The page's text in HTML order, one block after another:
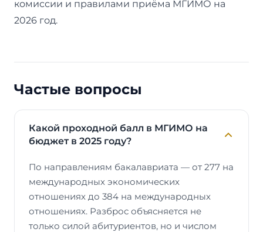
комиссии и правилами приёма МГИМО на
2026 год.
Частые вопросы
Какой проходной балл в МГИМО на
бюджет в 2025 году?
По направлениям бакалавриата — от 277 на
международных экономических
отношениях до 384 на международных
отношениях. Разброс объясняется не
только силой абитуриентов, но и числом